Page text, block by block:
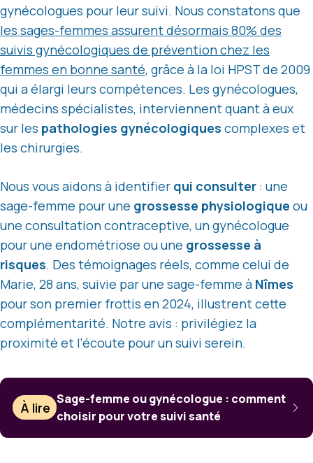
gynécologues pour leur suivi. Nous constatons que
les sages-femmes assurent désormais 80% des
suivis gynécologiques de prévention chez les
femmes en bonne santé, grâce à la loi HPST de 2009
qui a élargi leurs compétences. Les gynécologues,
médecins spécialistes, interviennent quant à eux
sur les pathologies gynécologiques complexes et
les chirurgies.
Nous vous aidons à identifier qui consulter : une
sage-femme pour une grossesse physiologique ou
une consultation contraceptive, un gynécologue
pour une endométriose ou une grossesse à
risques. Des témoignages réels, comme celui de
Marie, 28 ans, suivie par une sage-femme à Nîmes
pour son premier frottis en 2024, illustrent cette
complémentarité. Notre avis : privilégiez la
proximité et l’écoute pour un suivi serein.
À lire
Sage-femme ou gynécologue : comment
choisir pour votre suivi santé